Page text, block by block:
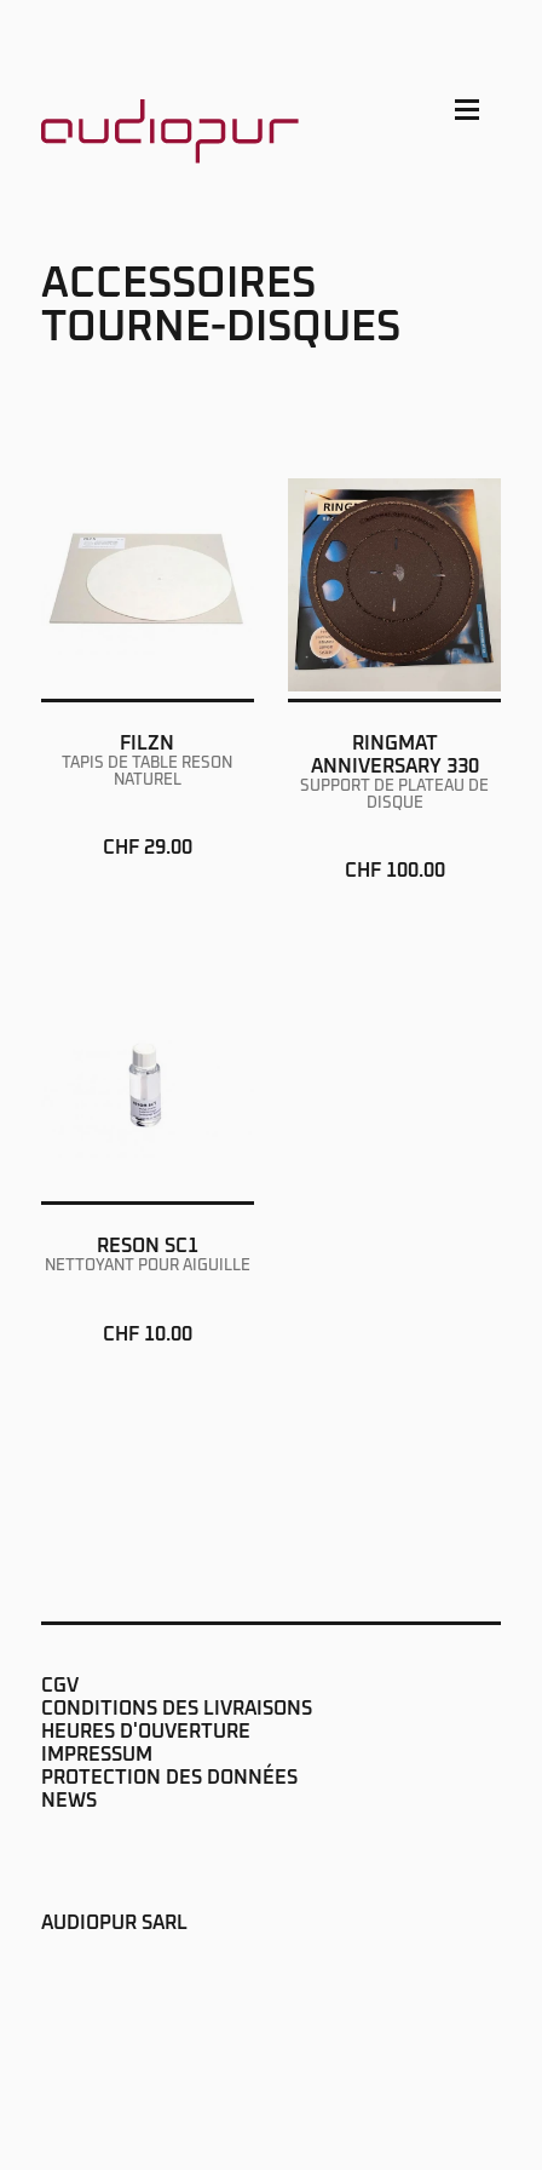
ACCESSOIRES
TOURNE-DISQUES
FILZN
TAPIS DE TABLE RESON
NATUREL
CHF 29.00
RINGMAT
ANNIVERSARY 330
SUPPORT DE PLATEAU DE
DISQUE
CHF 100.00
RESON SC1
NETTOYANT POUR AIGUILLE
CHF 10.00
CGV
CONDITIONS DES LIVRAISONS
HEURES D'OUVERTURE
IMPRESSUM
PROTECTION DES DONNÉES
NEWS
AUDIOPUR SARL